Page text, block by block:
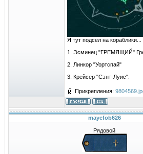
Я тут подсел на
1. Эсминец "ГРЕМЯЩИЙ"
2. Линкор "Уортспай"
3. Крейсер "Сэнт-Луис".
Прикрепления:
mayefob626
Рядовой